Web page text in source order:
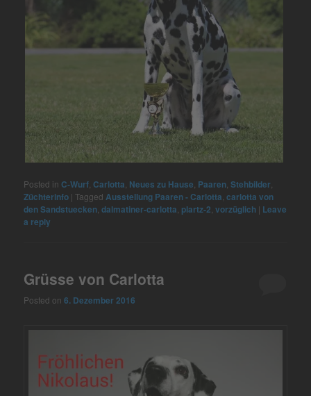
Posted in C-Wurf ,Carlotta Neues zu Hause Paaren ,Stehbilder
Züchterinfo |Tagged Ausstellung Paaren - Carlotta ,carlotta von
den Sandstuecken ,dalmatiner-carlotta plartz-2 ,vorzüglich | Leave
a reply
Grüsse von Carlotta
Posted on6. Dezember 2016